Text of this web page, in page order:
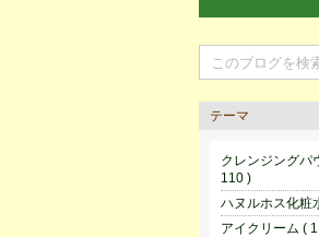
テーマ
クレンジングパ
110 )
ハヌルホス化粧
アイクリーム (